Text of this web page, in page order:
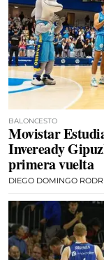
BALONCESTO
Movistar
Inveready
primera vuelta
DIEGO DOMINGO